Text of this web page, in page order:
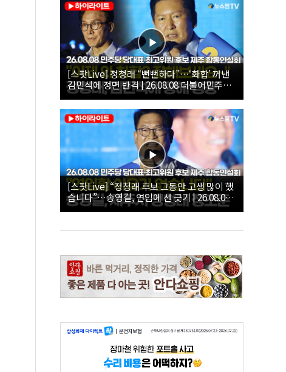
[스팟Live] 정청래 “뻔뻔하다”…‘화합’ 꺼낸
김민석에 정면 반격 | 26.08.08 더불어민주당
당대표·최고위원 후보 제주 합동연설회
[스팟Live] “정청래 후보 그동안 고생 많이 했
습니다”…송영길, 연임에 선 긋기 | 26.08.08
더불어민주당 당대표·최고위원 후보 제주 합